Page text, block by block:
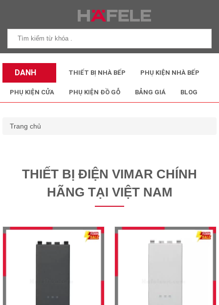
DANH
MỤC SẢN
THIẾT BỊ NHÀ BẾP PHỤ KIỆN NHÀ BẾP
PHỤ KIỆN CỬA PHỤ KIỆN ĐỒ GỖ BẢNG GIÁ BLOG
Trang chủ
THIẾT BỊ ĐIỆN VIMAR CHÍNH
HÃNG TẠI VIỆT NAM